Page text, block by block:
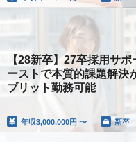
【28新卒】27卒採用サ
ーストで本質的課題解決
ブリット勤務可能
年収3,000,000円 〜 新卒